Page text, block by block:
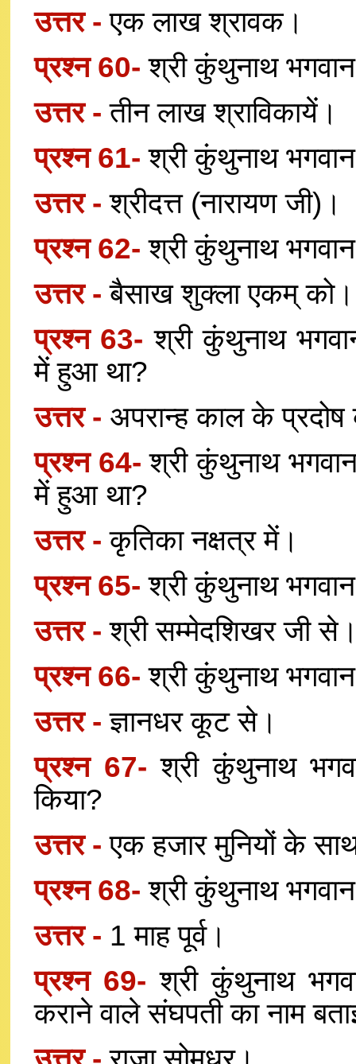
उत्तर -एक लाख श्रावक।
प्रश्न 60-श्री कुंथुनाथ
उत्तर -तीन लाख श्राविकायें।
प्रश्न 61-श्री कुंथुनाथ
उत्तर -श्रीदत्त (नारायण जी)।
प्रश्न 62-श्री कुंथुनाथ
उत्तर -बैसाख शुक्ला एकम् को।
प्रश्न 63-श्री कुंथुनाथ
में हुआ था?
उत्तर - अपरान्ह काल के
प्रश्न 64-श्री कुंथुनाथ
में हुआ था?
उत्तर -कृतिका नक्षत्र में।
प्रश्न 65-श्री कुंथुनाथ
उत्तर -श्री सम्मेदशिखर जी
प्रश्न 66-श्री कुंथुनाथ
उत्तर -ज्ञानधर कूट से।
प्रश्न 67-श्री कुंथुनाथ
किया?
उत्तर -एक हजार मुनियों के
प्रश्न 68-श्री कुंथुनाथ भगवान
उत्तर - 1 माह पूर्व।
प्रश्न 69-श्री कुंथुनाथ
कराने वाले संघपती का नाम